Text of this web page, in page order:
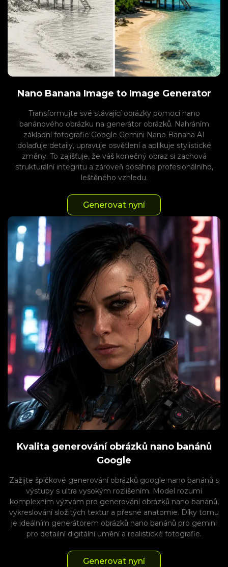
Nano Banana Image to Image Generator
Transformujte své stávající obrázky pomocí nano
banánového obrázku na generátor obrázků. Nahráním
základní fotografie Google Gemini Nano Banana AI
dolaďuje detaily, upravuje osvětlení a aplikuje stylistické
změny. To zajišťuje, že váš konečný obraz si zachová
strukturální integritu a zároveň dosáhne profesionálního,
leštěného vzhledu.
Generovat nyní
Kvalita generování obrázků nano banánů
Google
Zažijte špičkové generování obrázků google nano banánů s
výstupy s ultra vysokým rozlišením. Model rozumí
komplexním výzvám pro generování obrázků nano banánů,
vykreslování složitých textur a přesné anatomie. Díky tomu
je ideálním generátorem obrázků nano banánů pro gemini
pro detailní digitální umění a realistické fotografie.
Generovat nyní